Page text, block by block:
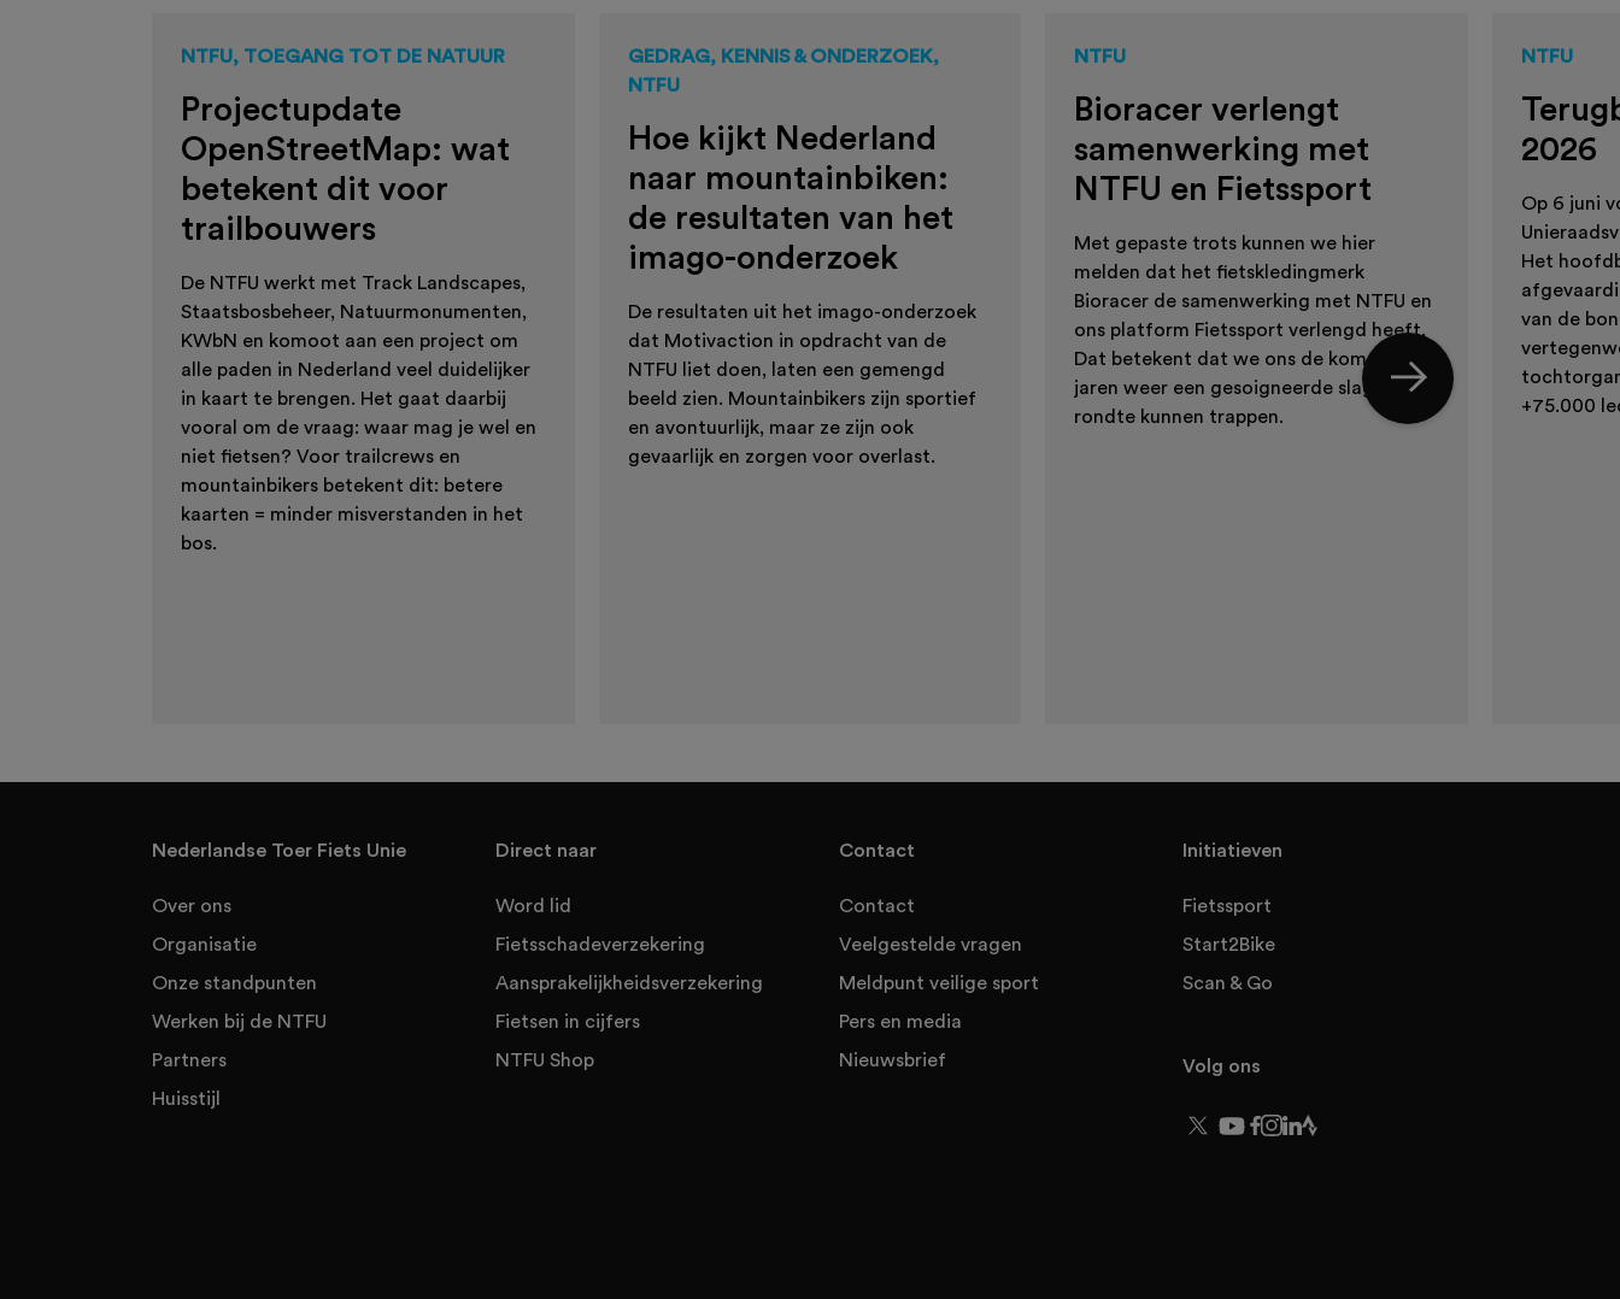
NTFU, TOEGANG TOT DE NATUUR
Projectupdate
OpenStreetMap: wat
betekent dit voor
trailbouwers
De NTFU werkt met Track Landscapes,
Staatsbosbeheer, Natuurmonumenten,
KWbN en komoot aan een project om
alle paden in Nederland veel duidelijker
in kaart te brengen. Het gaat daarbij
vooral om de vraag: waar mag je wel en
niet fietsen? Voor trailcrews en
mountainbikers betekent dit: betere
kaarten = minder misverstanden in het
bos.
GEDRAG, KENNIS & ONDERZOEK,
NTFU
Hoe kijkt Nederland
naar mountainbiken:
de resultaten van het
imago-onderzoek
De resultaten uit het imago-onderzoek
dat Motivaction in opdracht van de
NTFU liet doen, laten een gemengd
beeld zien. Mountainbikers zijn sportief
en avontuurlijk, maar ze zijn ook
gevaarlijk en zorgen voor overlast.
NTFU
Bioracer verlengt
samenwerking met
NTFU en Fietssport
Met gepaste trots kunnen we hier
melden dat het fietskledingmerk
Bioracer de samenwerking met NTFU en
ons platform Fietssport verlengd heeft.
Dat betekent dat we ons de komende
jaren weer een gesoigneerde slag in de
rondte kunnen trappen.
NTFU
2026
Op 6 juni
Het
van de
+75.000
Nederlandse Toer Fiets Unie
Over ons
Organisatie
Onze standpunten
Werken bij de NTFU
Partners
Huisstijl
Direct naar
Word lid
Fietsschadeverzekering
Aansprakelijkheidsverzekering
Fietsen in cijfers
NTFU Shop
Contact
Contact
Veelgestelde vragen
Meldpunt veilige sport
Pers en media
Nieuwsbrief
Initiatieven
Fietssport
Start2Bike
Scan & Go
Volg ons